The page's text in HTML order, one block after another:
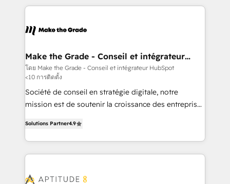
agency for a GTM engineer’s job. The choice is
collecte et de l’analyse des données pour des
de la productivité des équipes Notre équipe de 30
avec un engagement total, alignant processus
métiers et technologie, et guidant vos équipes à
travers le changement, tout en centrant vos objectifs
d’entreprise. Grâce à une méthodologie éprouvée
auprès de plus de 400 clients, nous comprenons
HubSpot dans votre organisation. Pour toute
question technique ou besoin de structuration de
votre projet HubSpot, contactez notre équipe pour
Make the Grade - Conseil et intégrateur
HubSpot
โดย Make the Grade - Conseil et intégrateur HubSpot
<10 การติดตั้ง
Société de conseil en stratégie digitale, notre
mission est de soutenir la croissance des entreprises
l'intégration CRM et le développement des revenus
auprès de vos comptes existants. En France et à
l'international, nous travaillons avec des ETI
delà d’une simple transformation digitale et des
Solutions Partner4.9